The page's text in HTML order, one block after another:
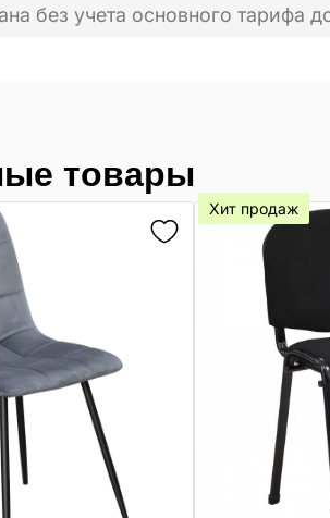
без учета основного тарифа
товары
Хит продаж